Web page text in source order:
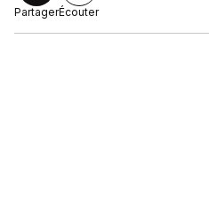
PartagerÉcouter